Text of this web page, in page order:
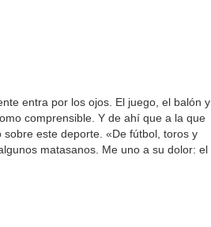
entra por los ojos. El juego, el balón y
comprensible. Y de ahí que a la que
este deporte. «De fútbol, toros y
matasanos. Me uno a su dolor: el